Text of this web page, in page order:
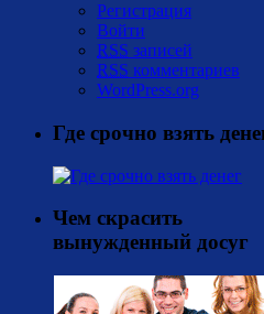
Регистрация
Войти
RSS записей
RSS комментариев
WordPress.org
Где срочно взять
Чем скрасить
вынужденный досуг